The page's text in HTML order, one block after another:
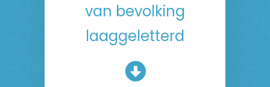
van bevolking
laaggeletterd